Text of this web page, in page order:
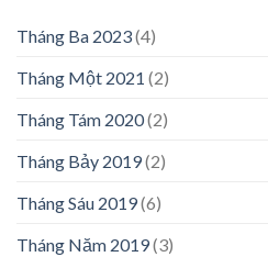
Tháng Ba 2023(4)
Tháng Một 2021 (2)
Tháng Tám 2020(2)
Tháng Bảy 2019(2)
Tháng Sáu 2019(6)
Tháng Năm 2019(3)